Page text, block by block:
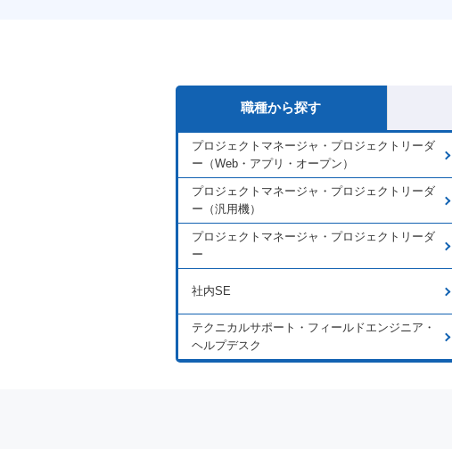
職種から探す
プロジェクトマネージャ・プロジェクトリーダ
ー（Web・アプリ・オープン）
プロジェクトマネージャ・プロジェクトリーダ
ー（汎用機）
プロジェクトマネージャ・プロジェクトリーダ
ー
社内SE
テクニカルサポート・フィールドエンジニア・
ヘルプデスク